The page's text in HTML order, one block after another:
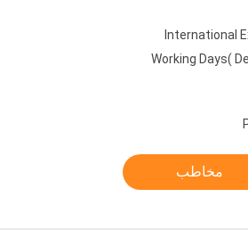
International
1-3 Working Days(
مخاطب